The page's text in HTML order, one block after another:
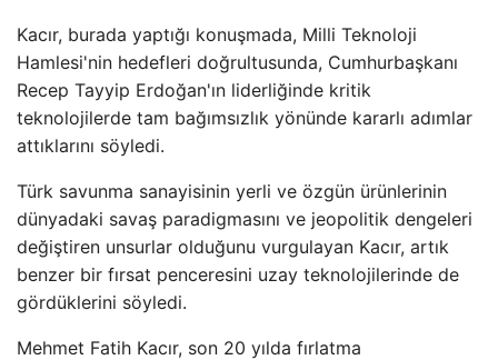
Kacır, burada yaptığı konuşmada, Milli Teknoloji
Hamlesi'nin hedefleri doğrultusunda, Cumhurbaşkanı
Recep Tayyip Erdoğan'ın liderliğinde kritik
teknolojilerde tam bağımsızlık yönünde kararlı adımlar
attıklarını söyledi.
Türk savunma sanayisinin yerli ve özgün ürünlerinin
dünyadaki savaş paradigmasını ve jeopolitik dengeleri
değiştiren unsurlar olduğunu vurgulayan Kacır, artık
benzer bir fırsat penceresini uzay teknolojilerinde de
gördüklerini söyledi.
Mehmet Fatih Kacır, son 20 yılda fırlatma